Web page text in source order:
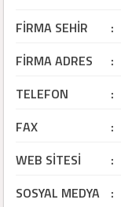
FİRMA SEHİR :
FİRMA ADRES :
TELEFON :
FAX :
WEB SİTESİ :
SOSYAL MEDYA :